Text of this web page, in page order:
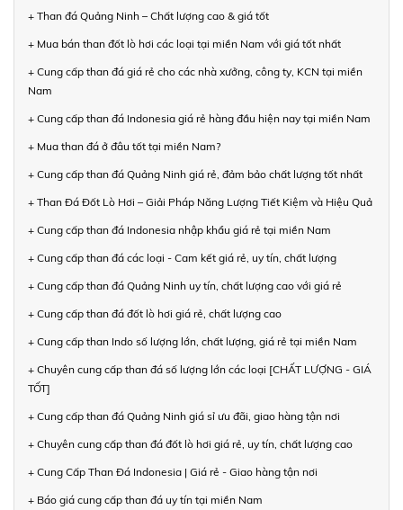
+ Than đá Quảng Ninh – Chất lượng cao & giá tốt
+ Mua bán than đốt lò hơi các loại tại miền Nam với giá tốt nhất
+ Cung cấp than đá giá rẻ cho các nhà xưởng, công ty, KCN tại miền
Nam
+ Cung cấp than đá Indonesia giá rẻ hàng đầu hiện nay tại miền Nam
+ Mua than đá ở đâu tốt tại miền Nam?
+ Cung cấp than đá Quảng Ninh giá rẻ, đảm bảo chất lượng tốt nhất
+ Than Đá Đốt Lò Hơi – Giải Pháp Năng Lượng Tiết Kiệm và Hiệu Quả
+ Cung cấp than đá Indonesia nhập khẩu giá rẻ tại miền Nam
+ Cung cấp than đá các loại - Cam kết giá rẻ, uy tín, chất lượng
+ Cung cấp than đá Quảng Ninh uy tín, chất lượng cao với giá rẻ
+ Cung cấp than đá đốt lò hơi giá rẻ, chất lượng cao
+ Cung cấp than Indo số lượng lớn, chất lượng, giá rẻ tại miền Nam
+ Chuyên cung cấp than đá số lượng lớn các loại [CHẤT LƯỢNG - GIÁ
TỐT]
+ Cung cấp than đá Quảng Ninh giá sỉ ưu đãi, giao hàng tận nơi
+ Chuyên cung cấp than đá đốt lò hơi giá rẻ, uy tín, chất lượng cao
+ Cung Cấp Than Đá Indonesia | Giá rẻ - Giao hàng tận nơi
+ Báo giá cung cấp than đá uy tín tại miền Nam